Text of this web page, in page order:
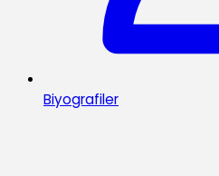
Biyografiler